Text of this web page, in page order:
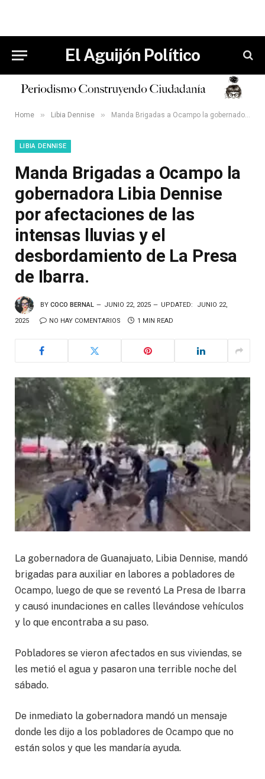
El Aguijón Político
Home » Libia Dennise » Manda Brigadas a Ocampo la gobernadora Libia Dennise por afectaciones de las intensas lluvias y el desbordamiento de La Presa de Ibarra.
LIBIA DENNISE
Manda Brigadas a Ocampo la
gobernadora Libia Dennise
por afectaciones de las
intensas lluvias y el
desbordamiento de La Presa
de Ibarra.
BY COCO BERNAL JUNIO 22, 2025 UPDATED: JUNIO 22,
2025 NO HAY COMENTARIOS 1 MIN READ
La gobernadora de Guanajuato, Libia Dennise, mandó
brigadas para auxiliar en labores a pobladores de
Ocampo, luego de que se reventó La Presa de Ibarra
y causó inundaciones en calles llevándose vehículos
y lo que encontraba a su paso.
Pobladores se vieron afectados en sus viviendas, se
les metió el agua y pasaron una terrible noche del
sábado.
De inmediato la gobernadora mandó un mensaje
donde les dijo a los pobladores de Ocampo que no
están solos y que les mandaría ayuda.